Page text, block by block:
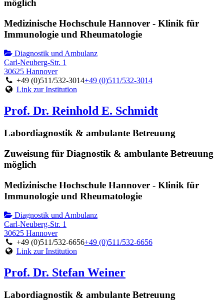
möglich
Medizinische Hochschule Hannover - Klinik für
Immunologie und Rheumatologie
Diagnostik und Ambulanz
Carl-Neuberg-Str. 1
30625 Hannover
+49 (0)511/532-3014+49 (0)511/532-3014
Link zur Institution
Prof. Dr. Reinhold E. Schmidt
Labordiagnostik & ambulante Betreuung
Zuweisung für Diagnostik & ambulante Betreuung
möglich
Medizinische Hochschule Hannover - Klinik für
Immunologie und Rheumatologie
Diagnostik und Ambulanz
Carl-Neuberg-Str. 1
30625 Hannover
+49 (0)511/532-6656+49 (0)511/532-6656
Link zur Institution
Prof. Dr. Stefan Weiner
Labordiagnostik & ambulante Betreuung